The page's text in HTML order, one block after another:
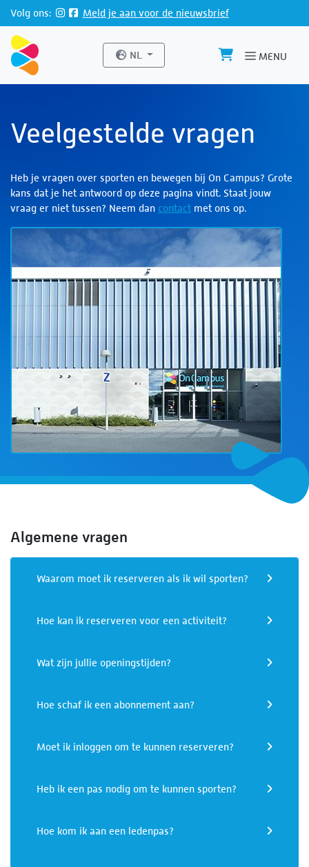
Direct naar de inhoud van de pagina
Volg ons: Meld je aan voor de nieuwsbrief
Website taal
NL MENU
Veelgestelde vragen
Heb je vragen over sporten en bewegen bij On Campus? Grote
kans dat je het antwoord op deze pagina vindt. Staat jouw
vraag er niet tussen? Neem dan contact met ons op.
Algemene vragen
Waarom moet ik reserveren als ik wil sporten?
Hoe kan ik reserveren voor een activiteit?
Wat zijn jullie openingstijden?
Hoe schaf ik een abonnement aan?
Moet ik inloggen om te kunnen reserveren?
Heb ik een pas nodig om te kunnen sporten?
Hoe kom ik aan een ledenpas?